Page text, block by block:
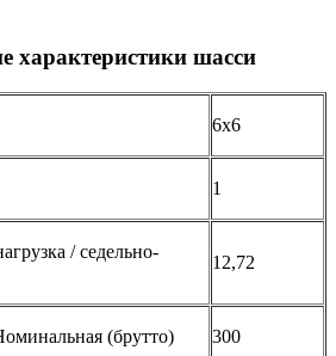
характеристики шасси
6х6
1
/ седельно-
12,72
(брутто) 300